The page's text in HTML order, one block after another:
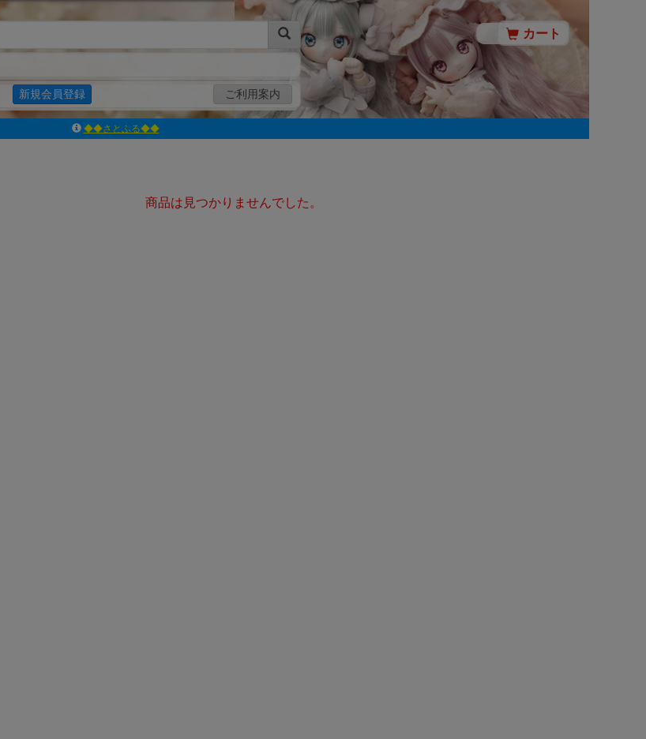
新規会員登録 ご利用案内
カート
◆◆さとふる◆◆
ｱｿﾞﾝﾚｰﾍﾞﾙｼｮｯﾌﾟ楽天市場店
よくあるご質問（Q&A）商品は見つかりませんでした。